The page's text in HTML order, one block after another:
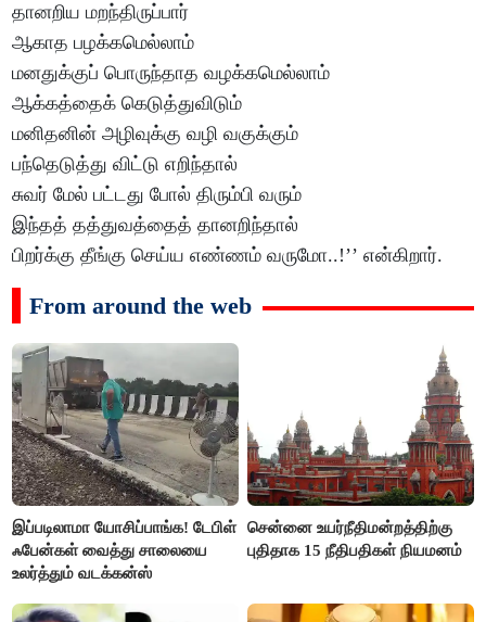
தானறிய மறந்திருப்பார்
ஆகாத பழக்கமெல்லாம்
மனதுக்குப் பொருந்தாத வழக்கமெல்லாம்
ஆக்கத்தைக் கெடுத்துவிடும்
மனிதனின் அழிவுக்கு வழி வகுக்கும்
பந்தெடுத்து விட்டு எறிந்தால்
சுவர் மேல் பட்டது போல் திரும்பி வரும்
இந்தத் தத்துவத்தைத் தானறிந்தால்
பிறர்க்கு தீங்கு செய்ய எண்ணம் வருமோ..!’’ என்கிறார்.
From around the web
இப்படிலாமா யோசிப்பாங்க! டேபிள்
ஃபேன்கள் வைத்து சாலையை
உலர்த்தும் வடக்கன்ஸ்
சென்னை உயர்நீதிமன்றத்திற்கு
புதிதாக 15 நீதிபதிகள் நியமனம்